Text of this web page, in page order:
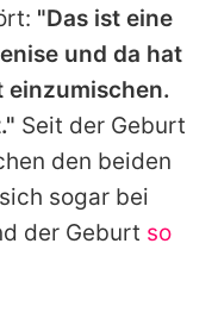
"Das ist eine
und da hat
einzumischen.
Seit der Geburt
den beiden
sogar bei
der Geburt so